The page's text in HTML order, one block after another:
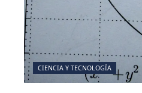
CIENCIA Y TECNOLOGÍA